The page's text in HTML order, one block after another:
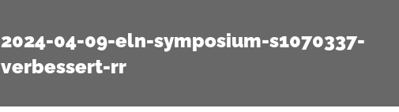
2024-04-09-eln-symposium-s1070337-
verbessert-rr